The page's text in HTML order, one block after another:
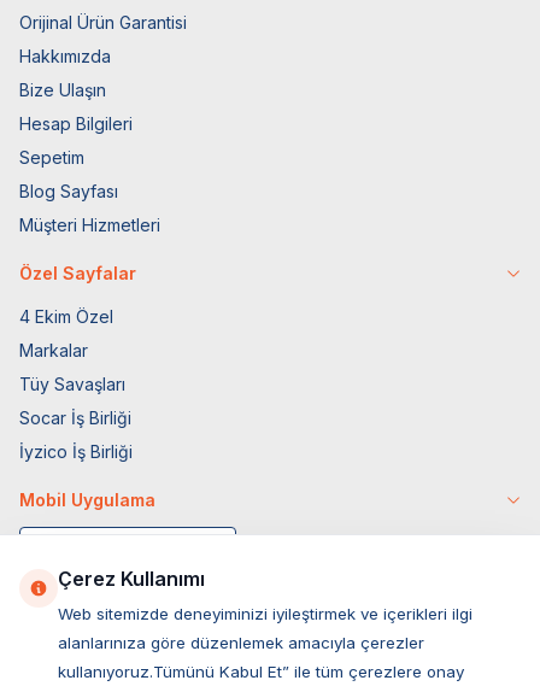
Orijinal Ürün Garantisi
Hakkımızda
Bize Ulaşın
Hesap Bilgileri
Sepetim
Blog Sayfası
Müşteri Hizmetleri
Özel Sayfalar
4 Ekim Özel
Markalar
Tüy Savaşları
Socar İş Birliği
İyzico İş Birliği
Mobil Uygulama
Çerez Kullanımı
Web sitemizde deneyiminizi iyileştirmek ve içerikleri ilgi
alanlarınıza göre düzenlemek amacıyla çerezler
kullanıyoruz.Tümünü Kabul Et” ile tüm çerezlere onay